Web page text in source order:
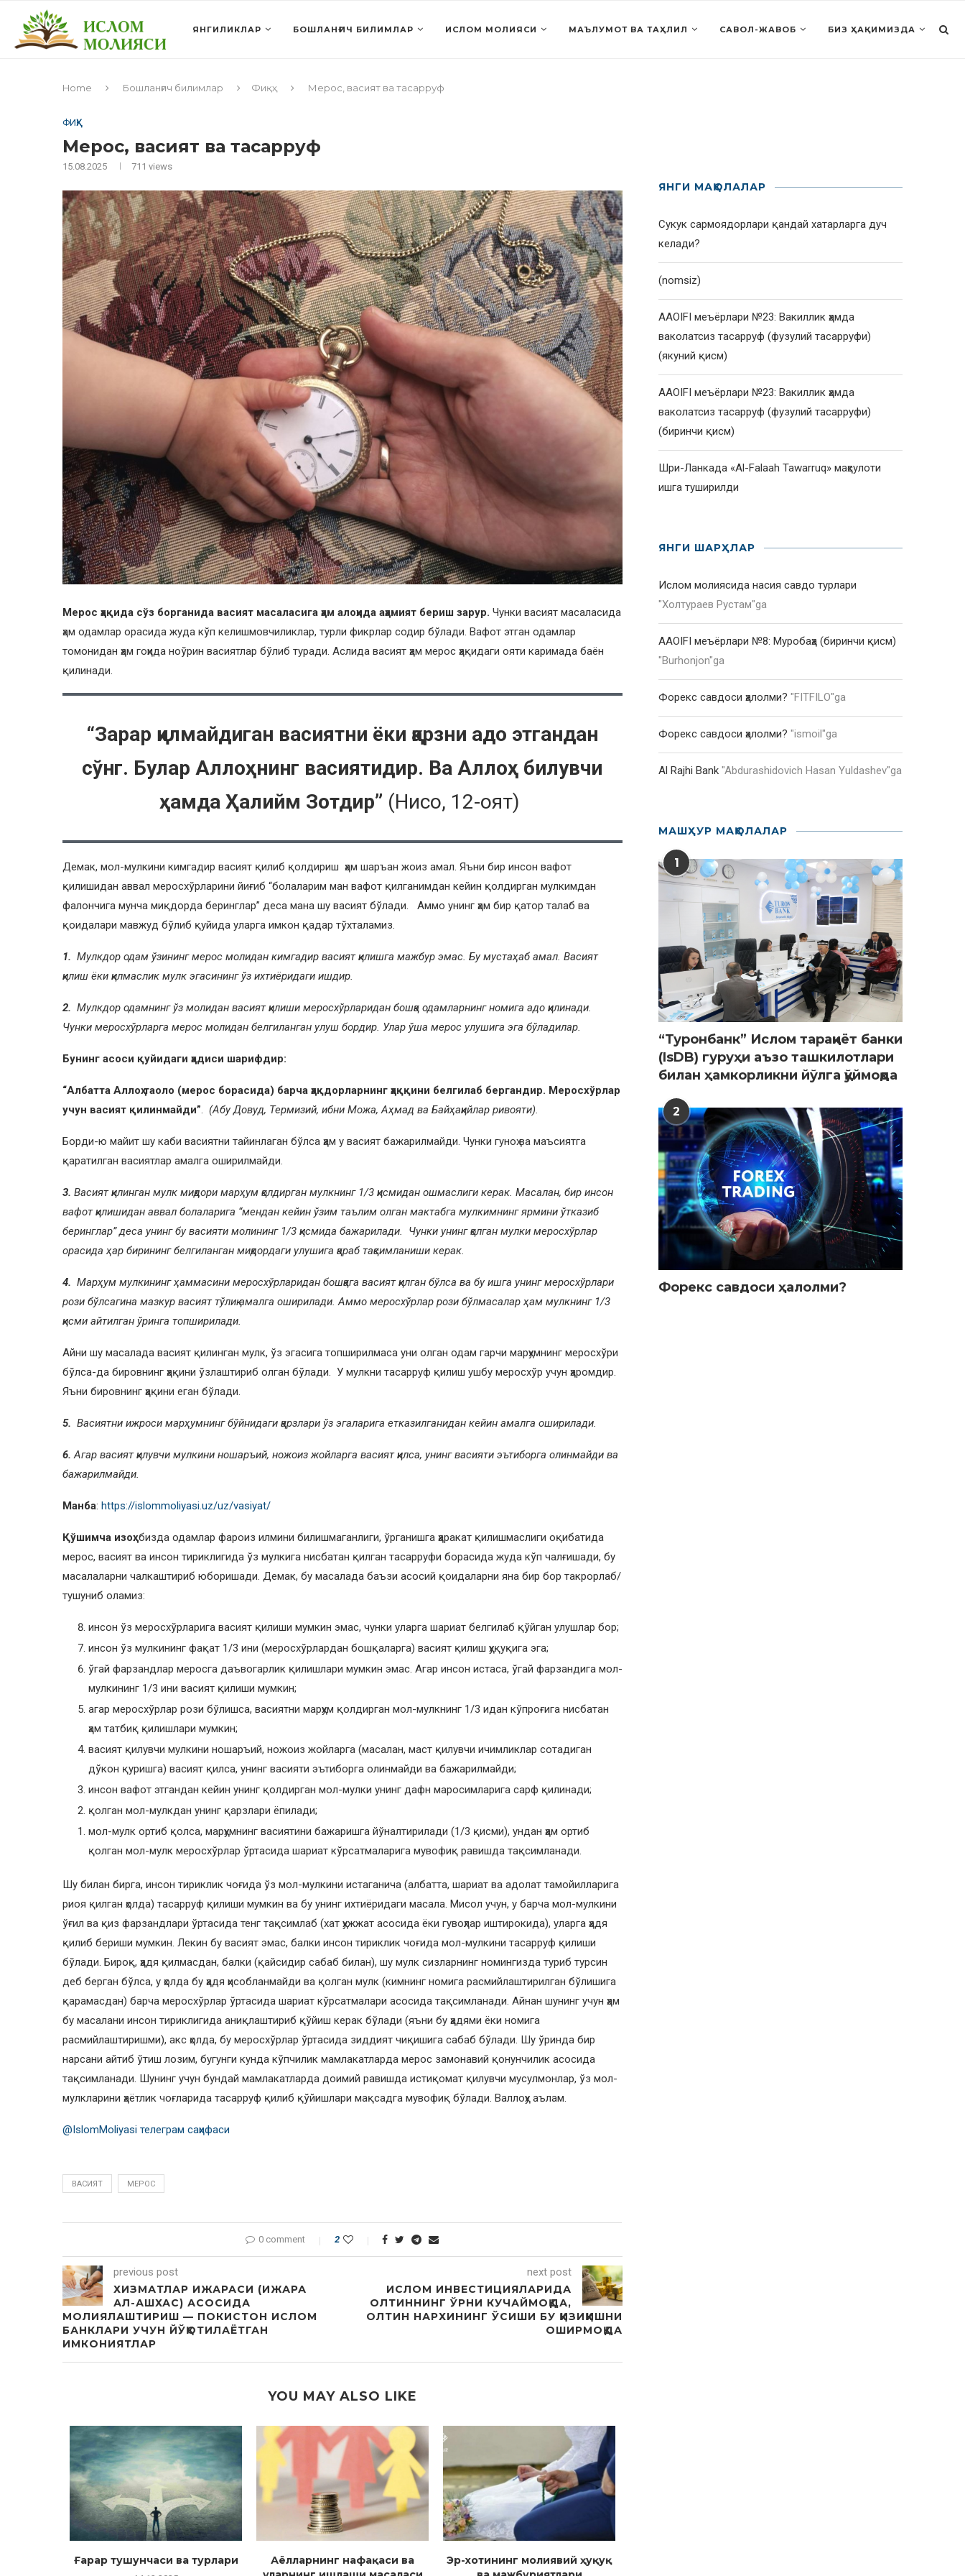
ЯНГИЛИКЛАР БОШЛАНҒИЧ БИЛИМЛАР ИСЛОМ МОЛИЯСИ МАЪЛУМОТ ВА ТАҲЛИЛ САВОЛ-ЖАВОБ БИЗ ҲАҚИМИЗДА
Home Бошланғич билимлар Фиқҳ Мерос, васият ва тасарруф
ФИҚҲ
Мерос, васият ва тасарруф
15.08.2025 711 views
Мерос ҳақида сўз борганида васият масаласига ҳам алоҳида аҳамият бериш зарур. Чунки васият масаласида
ҳам одамлар орасида жуда кўп келишмовчиликлар, турли фикрлар содир бўлади. Вафот этган одамлар
томонидан ҳам гоҳида ноўрин васиятлар бўлиб туради. Аслида васият ҳам мерос ҳақидаги ояти каримада баён
қилинади.
“Зарар қилмайдиган васиятни ёки қарзни адо этгандан
сўнг. Булар Аллоҳнинг васиятидир. Ва Аллоҳ билувчи
ҳамда Ҳалийм Зотдир” (Нисо, 12-оят)
Демак, мол-мулкини кимгадир васият қилиб қолдириш ҳам шаръан жоиз амал. Яъни бир инсон вафот
қилишидан аввал меросхўрларини йиғиб “болаларим ман вафот қилганимдан кейин қолдирган мулкимдан
фалончига мунча миқдорда беринглар” деса мана шу васият бўлади. Аммо унинг ҳам бир қатор талаб ва
қоидалари мавжуд бўлиб қуйида уларга имкон қадар тўхталамиз.
1. Мулкдор одам ўзининг мерос молидан кимгадир васият қилишга мажбур эмас. Бу мустаҳаб амал. Васият
қилиш ёки қилмаслик мулк эгасининг ўз ихтиёридаги ишдир.
2. Мулкдор одамнинг ўз молидан васият қилиши меросхўрларидан бошқа одамларнинг номига адо қилинади.
Чунки меросхўрларга мерос молидан белгиланган улуш бордир. Улар ўша мерос улушига эга бўладилар.
Бунинг асоси қуйидаги ҳадиси шарифдир:
“Албатта Аллоҳ таоло (мерос борасида) барча ҳақдорларнинг ҳаққини белгилаб бергандир. Меросхўрлар
учун васият қилинмайди”
(Абу Довуд, Термизий, ибни Можа, Аҳмад ва Байҳақийлар ривояти).
Борди-ю майит шу каби васиятни тайинлаган бўлса ҳам у васият бажарилмайди. Чунки гуноҳ ва маъсиятга
қаратилган васиятлар амалга оширилмайди.
3. Васият қилинган мулк миқдори марҳум қолдирган мулкнинг 1/3 қисмидан ошмаслиги керак. Масалан, бир инсон
вафот қилишидан аввал болаларига “мендан кейин ўзим таълим олган мактабга мулкимнинг ярмини ўтказиб
беринглар” деса унинг бу васияти молининг 1/3 қисмида бажарилади. Чунки унинг қолган мулки меросхўрлар
орасида ҳар бирининг белгиланган миқдордаги улушига қараб тақсимланиши керак.
4. Марҳум мулкининг ҳаммасини меросхўрларидан бошқага васият қилган бўлса ва бу ишга унинг меросхўрлари
рози бўлсагина мазкур васият тўлиқ амалга оширилади. Аммо меросхўрлар рози бўлмасалар ҳам мулкнинг 1/3
қисми айтилган ўринга топширилади.
Айни шу масалада васият қилинган мулк, ўз эгасига топширилмаса уни олган одам гарчи марҳумнинг меросхўри
бўлса-да бировнинг ҳақини ўзлаштириб олган бўлади. У мулкни тасарруф қилиш ушбу меросхўр учун ҳаромдир.
Яъни бировнинг ҳақини еган бўлади.
5. Васиятни ижроси марҳумнинг бўйнидаги қарзлари ўз эгаларига етказилганидан кейин амалга оширилади
6. Агар васият қилувчи мулкини ношаръий, ножоиз жойларга васият қилса, унинг васияти эътиборга олинмайди ва
бажарилмайди.
Манба: https://islommoliyasi.uz/uz/vasiyat/
Қўшимча изоҳ:бизда одамлар фароиз илмини билишмаганлиги, ўрганишга ҳаракат қилишмаслиги оқибатида
мерос, васият ва инсон тириклигида ўз мулкига нисбатан қилган тасарруфи борасида жуда кўп чалғишади, бу
масалаларни чалкаштириб юборишади. Демак, бу масалада баъзи асосий қоидаларни яна бир бор такрорлаб/
тушуниб оламиз:
инсон ўз меросхўрларига васият қилиши мумкин эмас, чунки уларга шариат белгилаб қўйган улушлар бор;
инсон ўз мулкининг фақат 1/3 ини (меросхўрлардан бошқаларга) васият қилиш ҳуқуқига эга;
ўгай фарзандлар меросга даъвогарлик қилишлари мумкин эмас. Агар инсон истаса, ўгай фарзандига мол-
мулкининг 1/3 ини васият қилиши мумкин;
агар меросхўрлар рози бўлишса, васиятни марҳум қолдирган мол-мулкнинг 1/3 идан кўпроғига нисбатан
ҳам татбиқ қилишлари мумкин;
васият қилувчи мулкини ношаръий, ножоиз жойларга (масалан, маст қилувчи ичимликлар сотадиган
дўкон қуришга) васият қилса, унинг васияти эътиборга олинмайди ва бажарилмайди;
инсон вафот этгандан кейин унинг қолдирган мол-мулки унинг дафн маросимларига сарф қилинади;
қолган мол-мулкдан унинг қарзлари ёпилади;
мол-мулк ортиб қолса, марҳумнинг васиятини бажаришга йўналтирилади (1/3 қисми), ундан ҳам ортиб
қолган мол-мулк меросхўрлар ўртасида шариат кўрсатмаларига мувофиқ равишда тақсимланади.
Шу билан бирга, инсон тириклик чоғида ўз мол-мулкини истаганича (албатта, шариат ва адолат тамойилларига
риоя қилган ҳолда) тасарруф қилиши мумкин ва бу унинг ихтиёридаги масала. Мисол учун, у барча мол-мулкини
ўғил ва қиз фарзандлари ўртасида тенг тақсимлаб (хат ҳужжат асосида ёки гувоҳлар иштирокида), уларга ҳадя
қилиб бериши мумкин. Лекин бу васият эмас, балки инсон тириклик чоғида мол-мулкини тасарруф қилиши
бўлади. Бироқ, ҳадя қилмасдан, балки (қайсидир сабаб билан), шу мулк сизларнинг номингизда туриб турсин
деб берган бўлса, у ҳолда бу ҳадя ҳисобланмайди ва қолган мулк (кимнинг номига расмийлаштирилган бўлишига
қарамасдан) барча меросхўрлар ўртасида шариат кўрсатмалари асосида тақсимланади. Айнан шунинг учун ҳам
бу масалани инсон тириклигида аниқлаштириб қўйиш керак бўлади (яъни бу ҳадями ёки номига
расмийлаштиришми), акс ҳолда, бу меросхўрлар ўртасида зиддият чиқишига сабаб бўлади. Шу ўринда бир
нарсани айтиб ўтиш лозим, бугунги кунда кўпчилик мамлакатларда мерос замонавий қонунчилик асосида
тақсимланади. Шунинг учун бундай мамлакатларда доимий равишда истиқомат қилувчи мусулмонлар, ўз мол-
мулкларини ҳаётлик чоғларида тасарруф қилиб қўйишлари мақсадга мувофиқ бўлади. Валлоҳу аълам.
@IslomMoliyasi телеграм саҳифаси
ВАСИЯТ МЕРОС
0 comment 2
previous post
ХИЗМАТЛАР ИЖАРАСИ (ИЖАРА
АЛ-АШХАС) АСОСИДА
МОЛИЯЛАШТИРИШ — ПОКИСТОН ИСЛОМ
БАНКЛАРИ УЧУН ЙЎҚОТИЛАЁТГАН
ИМКОНИЯТЛАР
next post
ИСЛОМ ИНВЕСТИЦИЯЛАРИДА
ОЛТИННИНГ ЎРНИ КУЧАЙМОҚДА,
ОЛТИН НАРХИНИНГ ЎСИШИ БУ ҚИЗИҚИШНИ
ОШИРМОҚДА
YOU MAY ALSO LIKE
Ғарар тушунчаси ва турлари
Аёлларнинг нафақаси ва
Эр-хотининг молиявий ҳуқуқ
ЯНГИ МАҚОЛАЛАР
Сукук сармоядорлари қандай хатарларга дуч
келади?
(nomsiz)
AAOIFI меъёрлари №23: Вакиллик ҳамда
ваколатсиз тасарруф (фузулий тасарруфи)
(якуний қисм)
AAOIFI меъёрлари №23: Вакиллик ҳамда
ваколатсиз тасарруф (фузулий тасарруфи)
(биринчи қисм)
Шри-Ланкада «Al-Falaah Tawarruq» маҳсулоти
ишга туширилди
ЯНГИ ШАРҲЛАР
Ислом молиясида насия савдо турлари
"Холтураев Рустам"ga
AAOIFI меъёрлари №8: Муробаҳа (биринчи қисм)
"Burhonjon"ga
Форекс савдоси ҳалолми? "FITFILO"ga
Форекс савдоси ҳалолми? "ismoil"ga
Al Rajhi Bank "Abdurashidovich Hasan Yuldashev"ga
МАШҲУР МАҚОЛАЛАР
1
“Туронбанк” Ислом тараққиёт банки
(IsDB) гуруҳи аъзо ташкилотлари
билан ҳамкорликни йўлга қўймоқда
2
Форекс савдоси ҳалолми?